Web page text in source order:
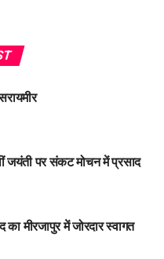
जयंती पर संकट मोचन में प्रसाद
मीरजापुर में जोरदार स्वागत